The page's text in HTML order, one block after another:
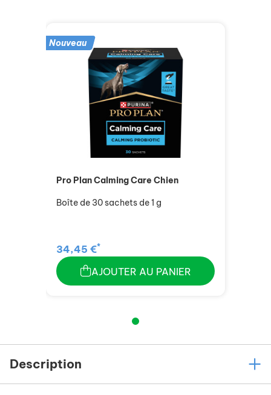
Nouveau
Pro Plan Calming Care Chien
Boîte de 30 sachets de 1 g
34,45 €*
AJOUTER AU PANIER
Description